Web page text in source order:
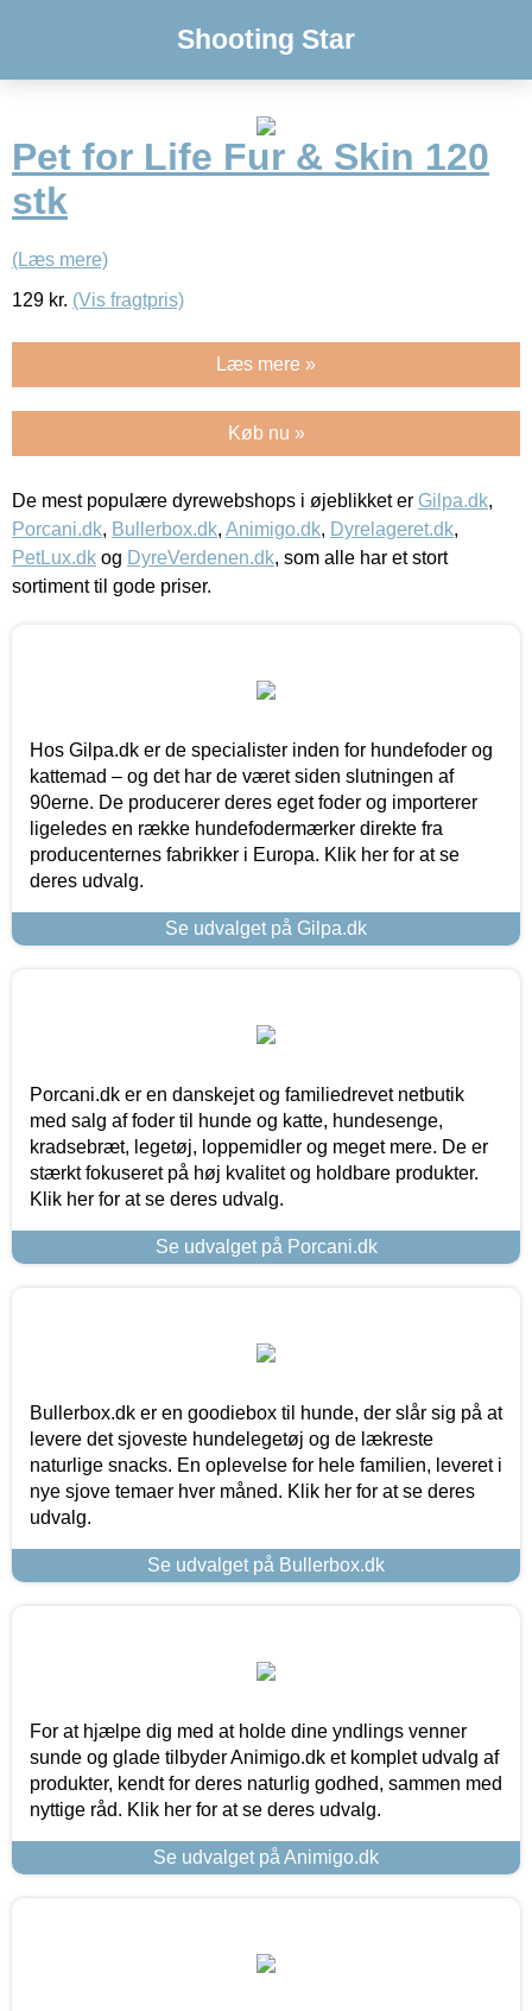
Shooting Star
Pet for Life Fur & Skin 120
stk
(Læs mere)
129 kr. (Vis fragtpris)
Læs mere »
Køb nu »
De mest populære dyrewebshops i øjeblikket er Gilpa.dk,
Porcani.dk, Bullerbox.dk, Animigo.dk, Dyrelageret.dk,
PetLux.dk og DyreVerdenen.dk, som alle har et stort
sortiment til gode priser.
Hos Gilpa.dk er de specialister inden for hundefoder og
kattemad – og det har de været siden slutningen af
90erne. De producerer deres eget foder og importerer
ligeledes en række hundefodermærker direkte fra
producenternes fabrikker i Europa. Klik her for at se
deres udvalg.
Se udvalget på Gilpa.dk
Porcani.dk er en danskejet og familiedrevet netbutik
med salg af foder til hunde og katte, hundesenge,
kradsebræt, legetøj, loppemidler og meget mere. De er
stærkt fokuseret på høj kvalitet og holdbare produkter.
Klik her for at se deres udvalg.
Se udvalget på Porcani.dk
Bullerbox.dk er en goodiebox til hunde, der slår sig på at
levere det sjoveste hundelegetøj og de lækreste
naturlige snacks. En oplevelse for hele familien, leveret i
nye sjove temaer hver måned. Klik her for at se deres
udvalg.
Se udvalget på Bullerbox.dk
For at hjælpe dig med at holde dine yndlings venner
sunde og glade tilbyder Animigo.dk et komplet udvalg af
produkter, kendt for deres naturlig godhed, sammen med
nyttige råd. Klik her for at se deres udvalg.
Se udvalget på Animigo.dk